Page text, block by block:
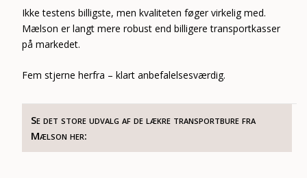
Ikke testens billigste, men kvaliteten føger virkelig med.
Mælson er langt mere robust end billigere transportkasser
på markedet.
Fem stjerne herfra – klart anbefalelsesværdig.
Se det store udvalg af de lækre transportbure fra
Mælson her: